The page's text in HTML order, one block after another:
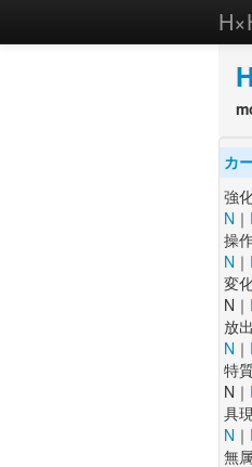
カ
強
N ｜
操
N ｜
変
N｜
放出
N ｜
特
N｜
具
N ｜
無